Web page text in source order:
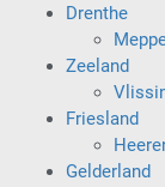
Drenthe
Zeeland
Friesland
Gelderland